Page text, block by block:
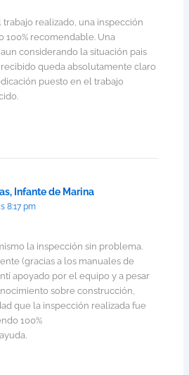
realizado, una inspección
100% recomendable. Una
considerando la situación pais
queda absolutamente claro
puesto en el trabajo
Infante de Marina
8:17 pm
la inspección sin problema.
(gracias a los manuales de
apoyado por el equipo y a pesar
sobre construcción,
que la inspección realizada fue
100%